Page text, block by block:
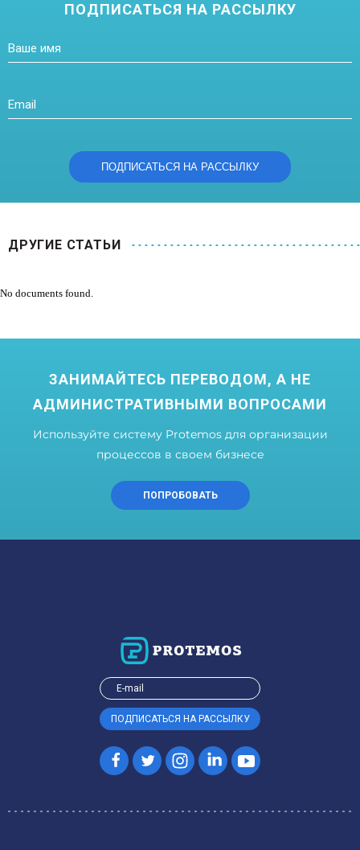
ПОДПИСАТЬСЯ НА РАССЫЛКУ
ДРУГИЕ СТАТЬИ
No documents found.
ЗАНИМАЙТЕСЬ ПЕРЕВОДОМ, А НЕ
АДМИНИСТРАТИВНЫМИ ВОПРОСАМИ
Используйте систему Protemos для организации
процессов в своем бизнесе
ПОПРОБОВАТЬ